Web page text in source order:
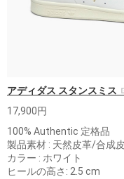
アディダス スタンスミス
17,900円
100% Authentic 定格品
製品素材 : 天然皮革/合成
カラー : ホワイト
ヒールの高さ: 2.5 cm